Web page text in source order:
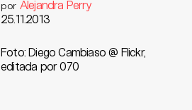
por Alejandra Perry
25.11.2013
Foto: Diego Cambiaso @ Flickr,
editada por 070